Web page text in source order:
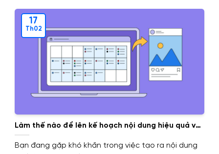
Làm thế nào để lên kế hoạch nội dung hiệu quả với
Content Calendar?
Bạn đang gặp khó khăn trong việc tạo ra nội dung
17
Th02